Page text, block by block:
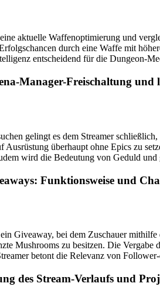
aktuelle Waffenoptimierung und
durch eine Waffe mit
entscheidend für die Dungeon-
Manager-Freischaltung und
gelingt es dem Streamer
Ausrüstung überhaupt ohne Epics zu
wird die Bedeutung von Geduld
Funktionsweise und
Giveaway, bei dem Zuschauer
Mushrooms zu besitzen. Die
betont die Relevanz von
des Stream-Verlaufs und